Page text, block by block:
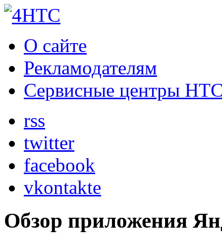
О сайте
Рекламодателям
Сервисные центры
rss
twitter
facebook
vkontakte
Обзор приложения